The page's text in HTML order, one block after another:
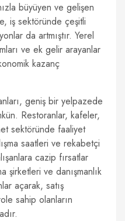
büyüyen ve gelişen
iş sektöründe çeşitli
da artmıştır. Yerel
ve ek gelir arayanlar
kazanç
geniş bir yelpazede
Restoranlar, kafeler,
sektöründe faaliyet
saatleri ve rekabetçi
cazip fırsatlar
şirketleri ve danışmanlık
açarak, satış
sahip olanların